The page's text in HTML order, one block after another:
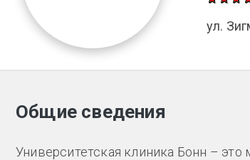
ул.
Общие сведения
Университетская клиника Бонн –